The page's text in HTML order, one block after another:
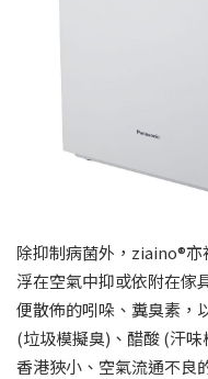
除抑制病菌外，ziaino®
浮在空氣中抑或依附在傢
便散佈的吲哚、糞臭素，
(垃圾模擬臭)、醋酸 (汗
香港狹小、空氣流通不良